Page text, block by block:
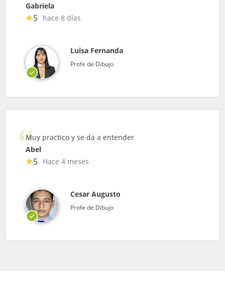
Gabriela
5 hace 8 días
Luisa Fernanda
Profe de Dibujo
Muy practico y se da a entender
Abel
5 Hace 4 meses
Cesar Augusto
Profe de Dibujo